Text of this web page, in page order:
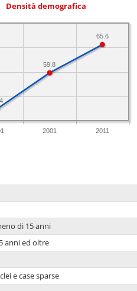
Densità demografica
2001 2011
65.6
59.8
di 15 anni
anni ed oltre
e case sparse